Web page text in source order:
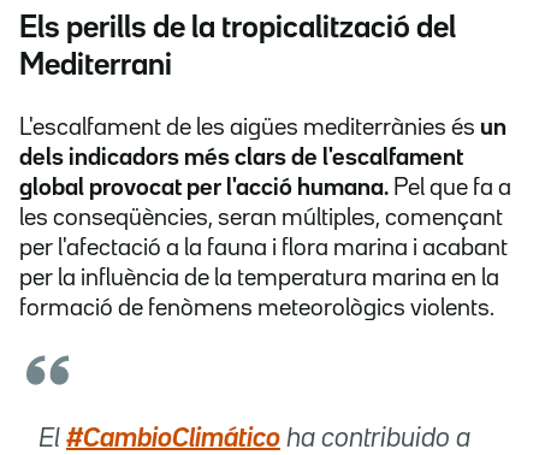
Els perills de la tropicalització del
Mediterrani
L'escalfament de les aigües mediterrànies és un
dels indicadors més clars de l'escalfament
global provocat per l'acció humana. Pel que fa a
les conseqüències, seran múltiples, començant
per l'afectació a la fauna i flora marina i acabant
per la influència de la temperatura marina en la
formació de fenòmens meteorològics violents.
El #CambioClimático ha contribuido a